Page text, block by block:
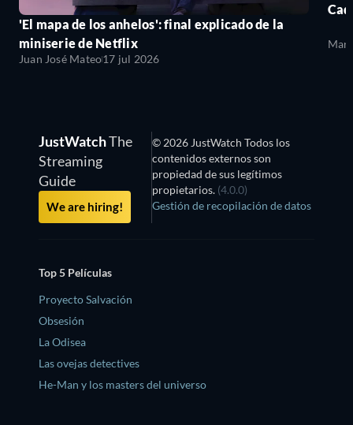
'El mapa de los anhelos': final explicado de la
miniserie de Netflix
Juan José Mateo17 jul 2026
JustWatchThe
Streaming
Guide
We are hiring!
© 2026 JustWatch Todos los
contenidos externos son
propiedad de sus legítimos
propietarios. (4.0.0)
Gestión de recopilación de datos
Top 5 Películas
Proyecto Salvación
Obsesión
La Odisea
Las ovejas detectives
He-Man y los masters del universo